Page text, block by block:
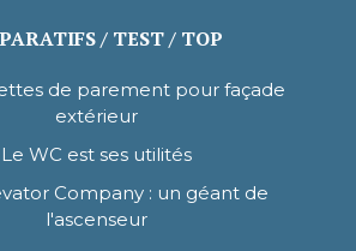
/ TEST / TOP
de parement pour façade
extérieur
Le WC est ses utilités
Company : un géant de
l'ascenseur